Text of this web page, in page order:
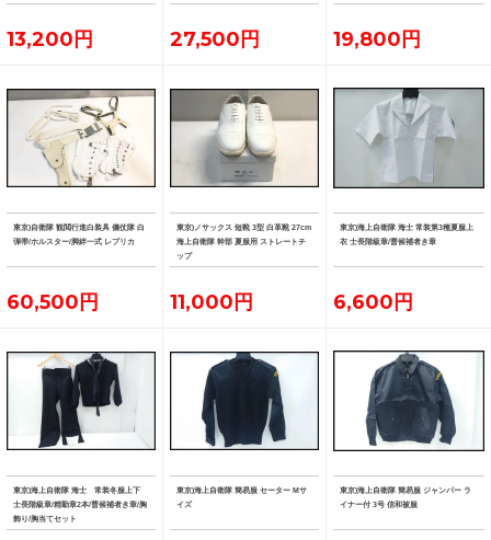
13,200円 27,500円 19,800円
東京)自衛隊 観閲行進白装具 儀仗隊 白
弾帯/ホルスター/脚絆一式 レプリカ
60,500円
東京)ノサックス 短靴 3型 白革靴 27cm
海上自衛隊 幹部 夏服用 ストレートチ
ップ
11,000円
東京)海上自衛隊 海士 常装第3種夏服上
衣 士長階級章/曹候補者き章
6,600円
東京)海上自衛隊 海士 常装冬服上下
士長階級章/精勤章2本/曹候補者き章/胸
飾り/胸当てセット
東京)海上自衛隊 簡易服 セーター Mサ
イズ
東京)海上自衛隊 簡易服 ジャンパー ラ
イナー付 3号 信和被服